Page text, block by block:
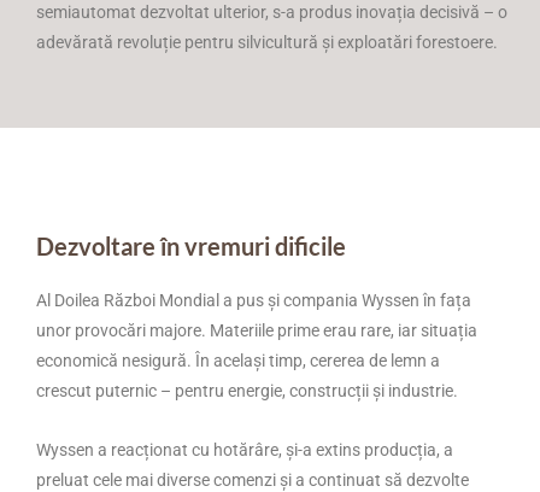
semiautomat dezvoltat ulterior, s-a produs inovația decisivă – o
adevărată revoluție pentru silvicultură și exploatări forestoere.
Dezvoltare în vremuri dificile
Al Doilea Război Mondial a pus și compania Wyssen în fața
unor provocări majore. Materiile prime erau rare, iar situația
economică nesigură. În același timp, cererea de lemn a
crescut puternic – pentru energie, construcții și industrie.
Wyssen a reacționat cu hotărâre, și-a extins producția, a
preluat cele mai diverse comenzi și a continuat să dezvolte